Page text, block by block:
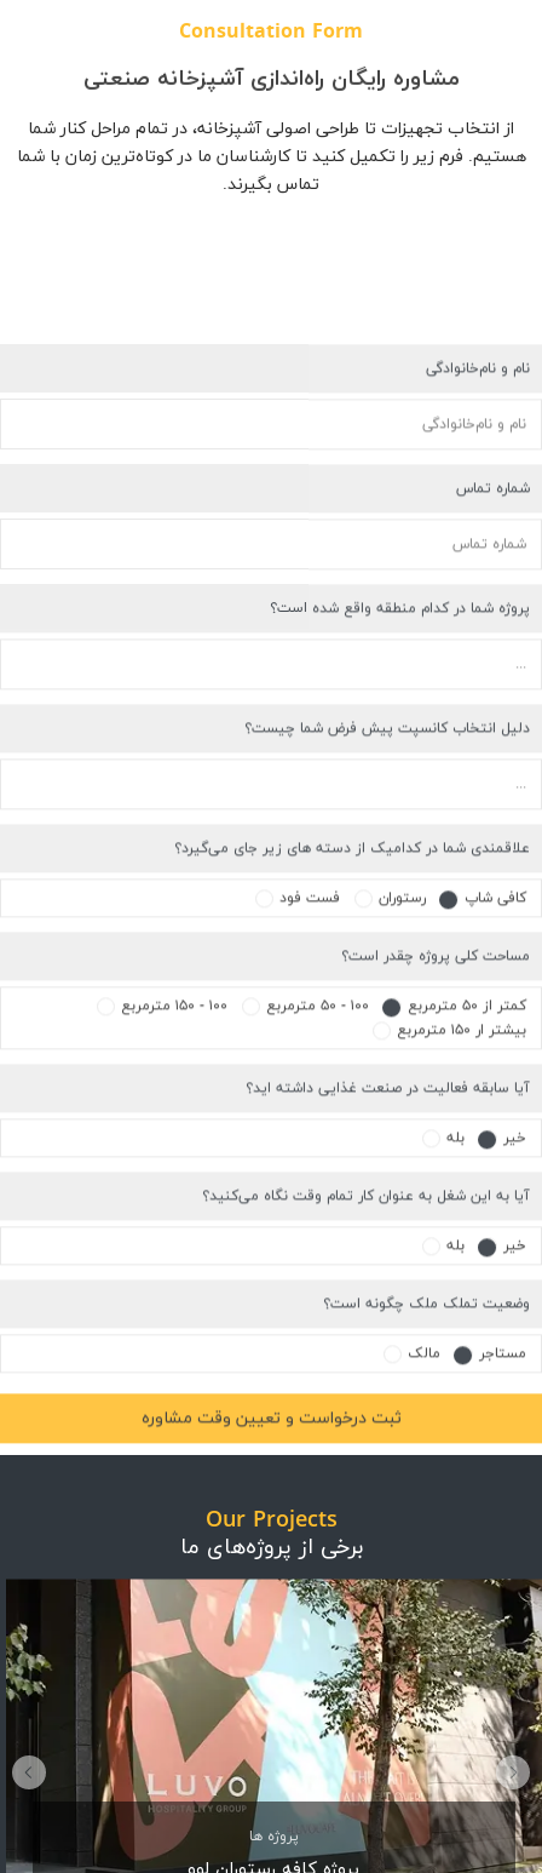
Consultation Form
مشاوره رایگان راه‌اندازی آشپزخانه صنعتی
از انتخاب تجهیزات تا طراحی اصولی آشپزخانه، در تمام مراحل کنار شما
هستیم. فرم زیر را تکمیل کنید تا کارشناسان ما در کوتاه‌ترین زمان با شما
تماس بگیرند.
شماره تماس
پروژه شما در کدام منطقه واقع شده است؟
دلیل انتخاب کانسپت پیش فرض شما چیست؟
علاقمندی شما در کدامیک از دسته های زیر جای می‌گیرد؟
بیشتر ار ۱۵۰ مترمربع
آیا سابقه فعالیت در صنعت غذایی داشته اید؟
خیر بله
Our Projects
برخی از پروژه‌های ما
پروژه ها